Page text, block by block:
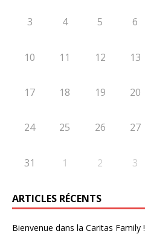
3 4 5 6
10 11 12 13
17 18 19 20
24 25 26 27
31 1 2 3
ARTICLES RÉCENTS
Bienvenue dans la Caritas Family !